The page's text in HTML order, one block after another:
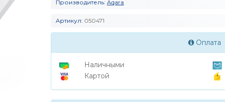
Производитель: Aqara
Артикул: 050471
Оплата
Наличными
Картой